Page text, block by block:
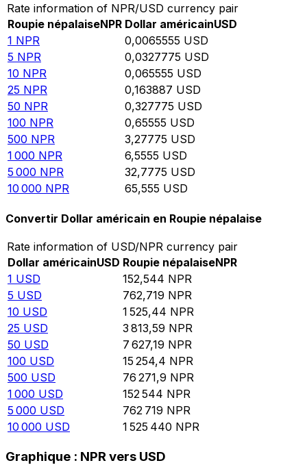
Rate information of NPR/USD currency pair
Roupie népalaiseNPR Dollar américainUSD
1 NPR 0,0065555 USD
5 NPR 0,0327775 USD
10 NPR 0,065555 USD
25 NPR 0,163887 USD
50 NPR 0,327775 USD
100 NPR 0,65555 USD
500 NPR 3,27775 USD
1 000 NPR 6,5555 USD
5 000 NPR 32,7775 USD
10 000 NPR 65,555 USD
Convertir Dollar américain en Roupie népalaise
Rate information of USD/NPR currency pair
Dollar américainUSD Roupie népalaiseNPR
1 USD 152,544 NPR
5 USD 762,719 NPR
10 USD 1 525,44 NPR
25 USD 3 813,59 NPR
50 USD 7 627,19 NPR
100 USD 15 254,4 NPR
500 USD 76 271,9 NPR
1 000 USD 152 544 NPR
5 000 USD 762 719 NPR
10 000 USD 1 525 440 NPR
Graphique : NPR vers USD